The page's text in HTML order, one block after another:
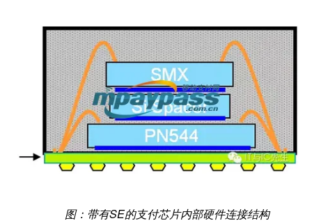
图：带有SE的支付芯片内部硬件连接结构